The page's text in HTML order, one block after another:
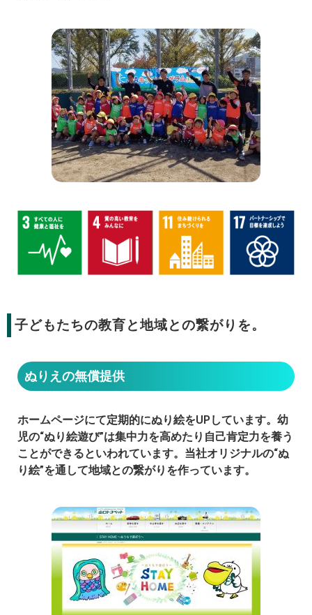
子どもたちの教育と地域との繋がりを。
ぬりえの無償提供
ホームページにて定期的にぬり絵をUPしています。幼
児の“ぬり絵遊び”は集中力を高めたり自己肯定力を養う
ことができるといわれています。当社オリジナルの“ぬ
り絵”を通して地域との繋がりを作っています。